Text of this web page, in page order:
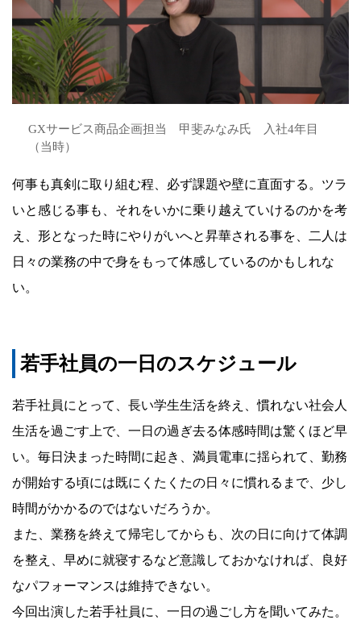
GXサービス商品企画担当 甲斐みなみ氏 入社4年目
（当時）
何事も真剣に取り組む程、必ず課題や壁に直面する。ツラ
いと感じる事も、それをいかに乗り越えていけるのかを考
え、形となった時にやりがいへと昇華される事を、二人は
日々の業務の中で身をもって体感しているのかもしれな
い。
若手社員の一日のスケジュール
若手社員にとって、長い学生生活を終え、慣れない社会人
生活を過ごす上で、一日の過ぎ去る体感時間は驚くほど早
い。毎日決まった時間に起き、満員電車に揺られて、勤務
が開始する頃には既にくたくたの日々に慣れるまで、少し
時間がかかるのではないだろうか。
また、業務を終えて帰宅してからも、次の日に向けて体調
を整え、早めに就寝するなど意識しておかなければ、良好
なパフォーマンスは維持できない。
今回出演した若手社員に、一日の過ごし方を聞いてみた。